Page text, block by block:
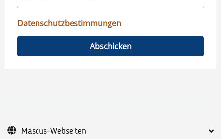
Datenschutzbestimmungen
Abschicken
Mascus-Webseiten